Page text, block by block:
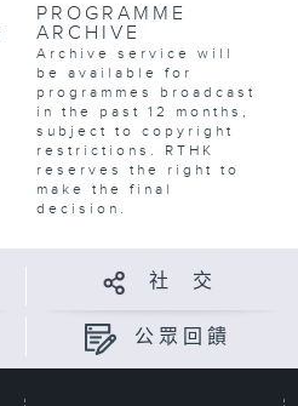
PROGRAMME
ARCHIVE
Archive service will
be available for
programmes broadcast
in the past 12 months,
subject to copyright
restrictions. RTHK
reserves the right to
make the final
decision.
社 交
公眾回饋